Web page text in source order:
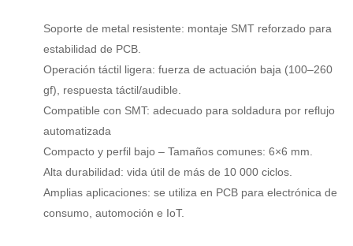
Soporte de metal resistente: montaje SMT reforzado para
estabilidad de PCB.
Operación táctil ligera: fuerza de actuación baja (100–260
gf), respuesta táctil/audible.
Compatible con SMT: adecuado para soldadura por reflujo
automatizada
Compacto y perfil bajo – Tamaños comunes: 6×6 mm.
Alta durabilidad: vida útil de más de 10 000 ciclos.
Amplias aplicaciones: se utiliza en PCB para electrónica de
consumo, automoción e IoT.